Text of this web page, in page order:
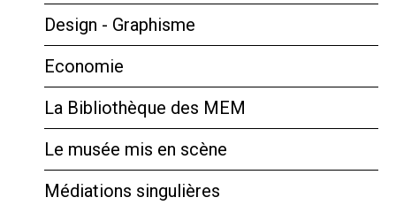
Design - Graphisme
Economie
La Bibliothèque des MEM
Le musée mis en scène
Médiations singulières